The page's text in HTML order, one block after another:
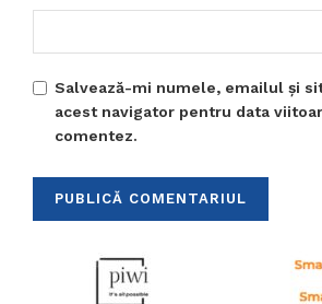
Salvează-mi numele, emailul și
acest navigator pentru data
comentez.